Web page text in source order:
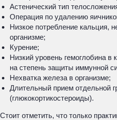
Астенический тип
Операция по удалению
Низкое потребление кальция,
организме;
Курение;
Низкий уровень гемоглобина в
на степень защиты иммунной
Нехватка железа в организме;
Длительный прием отдельной
(глюкокортикостероиды).
Стоит отметить, что только